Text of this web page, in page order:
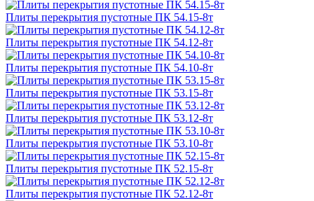
Плиты перекрытия пустотные ПК 54.15-8т
Плиты перекрытия пустотные ПК 54.12-8т
Плиты перекрытия пустотные ПК 54.10-8т
Плиты перекрытия пустотные ПК 53.15-8т
Плиты перекрытия пустотные ПК 53.12-8т
Плиты перекрытия пустотные ПК 53.10-8т
Плиты перекрытия пустотные ПК 52.15-8т
Плиты перекрытия пустотные ПК 52.12-8т